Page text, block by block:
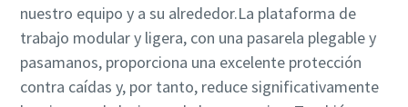
nuestro equipo y a su alrededor.La plataforma de
trabajo modular y ligera, con una pasarela plegable y
pasamanos, proporciona una excelente protección
contra caídas y, por tanto, reduce significativamente